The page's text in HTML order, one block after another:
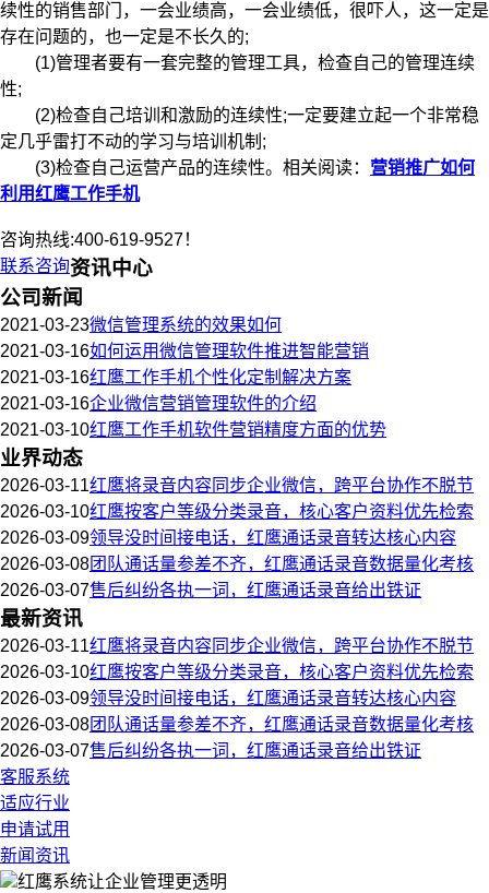
续性的销售部门，一会业绩高，一会业绩低，很吓人，这一定是
存在问题的，也一定是不长久的;
(1)管理者要有一套完整的管理工具，检查自己的管理连续
性;
(2)检查自己培训和激励的连续性;一定要建立起一个非常稳
定几乎雷打不动的学习与培训机制;
(3)检查自己运营产品的连续性。相关阅读： 营销推广如何
利用红鹰工作手机
咨询热线:400-619-9527！
联系咨询资讯中心
公司新闻
2021-03-23微信管理系统的效果如何
2021-03-16如何运用微信管理软件推进智能营销
2021-03-16红鹰工作手机个性化定制解决方案
2021-03-16企业微信营销管理软件的介绍
2021-03-10红鹰工作手机软件营销精度方面的优势
业界动态
2026-03-11红鹰将录音内容同步企业微信，跨平台协作不脱节
2026-03-10红鹰按客户等级分类录音，核心客户资料优先检索
2026-03-09领导没时间接电话，红鹰通话录音转达核心内容
2026-03-08团队通话量参差不齐，红鹰通话录音数据量化考核
2026-03-07售后纠纷各执一词，红鹰通话录音给出铁证
最新资讯
2026-03-11红鹰将录音内容同步企业微信，跨平台协作不脱节
2026-03-10红鹰按客户等级分类录音，核心客户资料优先检索
2026-03-09领导没时间接电话，红鹰通话录音转达核心内容
2026-03-08团队通话量参差不齐，红鹰通话录音数据量化考核
2026-03-07售后纠纷各执一词，红鹰通话录音给出铁证
客服系统
适应行业
申请试用
新闻资讯
红鹰系统让企业管理更透明